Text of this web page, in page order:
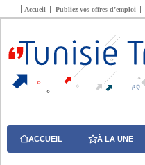
Accueil Publiez vos offres d’emploi
ACCUEIL À LA UNE